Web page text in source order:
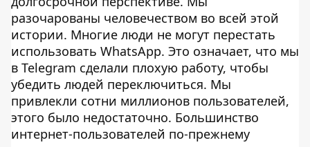
разочарованы человечеством во всей этой
истории. Многие люди не могут перестать
использовать WhatsApp. Это означает, что мы
в Telegram сделали плохую работу, чтобы
убедить людей переключиться. Мы
привлекли сотни миллионов пользователей,
этого было недостаточно. Большинство
интернет-пользователей по-прежнему